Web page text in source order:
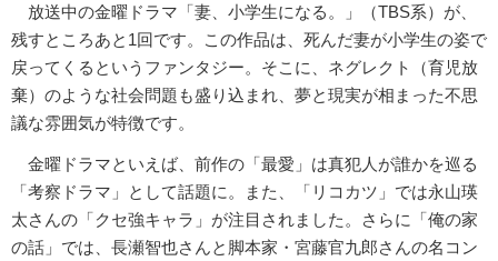
放送中の金曜ドラマ「妻、小学生になる。」（TBS系）が、
残すところあと1回です。この作品は、死んだ妻が小学生の姿で
戻ってくるというファンタジー。そこに、ネグレクト（育児放
棄）のような社会問題も盛り込まれ、夢と現実が相まった不思
議な雰囲気が特徴です。
金曜ドラマといえば、前作の「最愛」は真犯人が誰かを巡る
「考察ドラマ」として話題に。また、「リコカツ」では永山瑛
太さんの「クセ強キャラ」が注目されました。さらに「俺の家
の話」では、長瀬智也さんと脚本家・宮藤官九郎さんの名コン